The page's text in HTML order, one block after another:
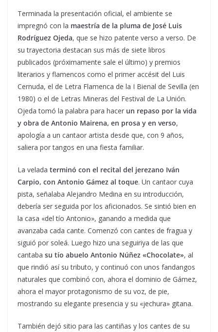
Terminada la presentación oficial, el ambiente se
impregnó con la maestría de la pluma de José Luis
Rodríguez Ojeda, que se hizo patente verso a verso. De
su trayectoria destacan sus más de siete libros
publicados (próximamente sale el último) y premios
literarios y flamencos como el primer accésit del Luis
Cernuda, el de Letra Flamenca de la I Bienal de Sevilla (en
1980) o el de Letras Mineras del Festival de La Unión.
Ojeda tomó la palabra para hacer un repaso por la vida
y obra de Antonio Mairena, en prosa y en verso,
apología a un cantaor artista desde que, con 9 años,
saliera por tangos en una fiesta familiar.
La velada terminó con el recital del jerezano Iván
Carpio, con Antonio Gámez al toque. Un cantaor cuya
pista, señalaba Alejandro Medina en su introducción,
debería ser seguida por los aficionados. Se sintió bien en
la casa «del tío Antonio», ganando a medida que
avanzaba cada cante. Comenzó con cantes de fragua y
siguió por soleá. Luego hizo una seguiriya de las que
cantaba su tío abuelo Antonio Núñez «Chocolate», al
que rindió así su tributo, y continuó con unos fandangos
naturales que combinó con, ahora el dominio de Gámez,
ahora el mayor protagonismo de su voz, de pie,
mostrando su elegante presencia y su «jechura» gitana.
También dejó sitio para las cantiñas y los cantes de su